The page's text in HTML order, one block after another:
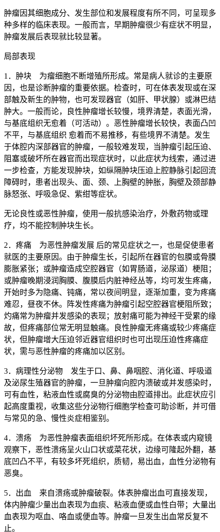
肿瘤因其细胞成分、发生部位和发展程度有所不同，可呈现多
种多样的临床表现。一般而言，早期肿瘤很少有症状不明显，
肿瘤发展后表现就比较显著。
局部表现
1．肿块 为瘤细胞不断增殖所形成。常是病人就诊的主要原
因，也是诊断肿瘤的重要依据。检查时，可在体表发现或在深
部触及新生的肿物，也可发现器官（如肝、甲状腺）或淋巴结
肿大。一般而论，良性肿瘤增长较慢，境界清楚，表面光滑，
与基底组织无愈着（可活动）。恶性肿瘤增长较快，表面凸凹
不平，与基底组织 愈着而不易推移，有些境界不清楚。发生
于体腔内深部器官的肿瘤，一般较难发现，当肿瘤引起压迫、
阻塞或破坏所在器官而出现症状时，以此症状为线索，通过进
一步检查，方能发现肿块，如纵隔肿块压迫上腔静脉引起回流
障碍时，患者出现头、面、颈、上胸壁的肿胀，胸壁及颈部静
脉怒张、呼吸急促、紫绀等症状。
无论良性或恶性肿瘤，使用一般抗感染治疗，外敷药物或理
疗，均不能控制肿块生长。
2．疼痛 为恶性肿瘤发展 后的常见症状之一，也是促使患者
就医的主要原因。由于肿瘤生长，引起所在器官的包膜或骨膜
膨胀紧张；或肿瘤造成空腔器官（如胃肠道，泌尿道）梗阻；
或肿瘤晚期浸润胸膜、腹膜后内脏神经丛等，均可发生疼痛，
开始时多为隐痛、钝痛，常以夜间明显，逐渐加重，变为疼痛
难忍，昼夜不休。阵发性疼痛为肿瘤引起空腔器官梗阻所致；
灼痛常为肿瘤并发感染的表现；放射痛可能为神经干受累的缘
故，但疼痛部位常无明显触痛。良性肿瘤无疼痛或较少疼痛症
状，但肿瘤增大压迫邻近器官组织时也可出现压迫性疼痛症
状，需与恶性肿瘤的疼痛加以区别。
3．病理性分泌物 发生于口、鼻、鼻咽腔、消化道、呼吸道
及泌尿生殖器官的肿瘤，一旦肿瘤向腔内溃破或并发感染时，
可有血性，粘液血性或腐臭的分泌物由腔道排出。此症状应引
起高度重视，收集这些分泌物行细胞学检查可助诊断，并可借
与常见的急、慢性炎症相鉴别。
4．溃疡 为恶性肿瘤表面组织坏死所形成。在体表或内窥镜
观察下，恶性溃疡呈火山口状或菜花状，边缘可隆起外翻，基
底凹凸不平，有较多坏死组织，质韧，易出血，血性分泌物有
恶臭。
5．出血 来自溃疡或肿瘤破裂。体表肿瘤出血可直接发现，
体内肿瘤少量出血表现为血痰、粘液血便或血性白带；大量出
血表现为呕血、咯血或便血等。肿瘤一旦发生出血常反复不
止。